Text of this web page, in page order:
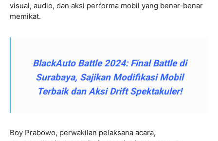
visual, audio, dan aksi performa mobil yang benar-benar
memikat.
BlackAuto Battle 2024: Final Battle di
Surabaya, Sajikan Modifikasi Mobil
Terbaik dan Aksi Drift Spektakuler!
Boy Prabowo, perwakilan pelaksana acara,